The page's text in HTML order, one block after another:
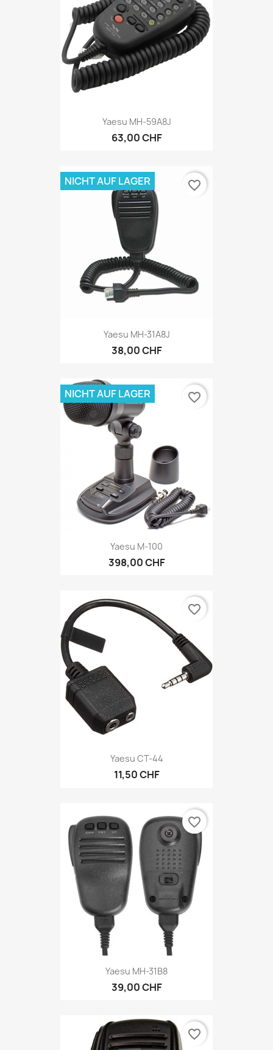
Yaesu MH-59A8J
63,00 CHF
Yaesu MH-31A8J
38,00 CHF
NICHT AUF LAGER favorite_border
Yaesu M-100
398,00 CHF
NICHT AUF LAGER favorite_border
Yaesu CT-44
11,50 CHF
favorite_border
Yaesu MH-31B8
39,00 CHF
favorite_border
favorite_border